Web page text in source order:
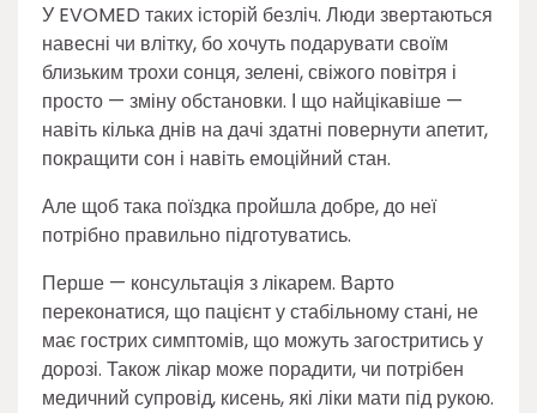
У EVOMED таких історій безліч. Люди звертаються
навесні чи влітку, бо хочуть подарувати своїм
близьким трохи сонця, зелені, свіжого повітря і
просто — зміну обстановки. І що найцікавіше —
навіть кілька днів на дачі здатні повернути апетит,
покращити сон і навіть емоційний стан.
Але щоб така поїздка пройшла добре, до неї
потрібно правильно підготуватись.
Перше — консультація з лікарем. Варто
переконатися, що пацієнт у стабільному стані, не
має гострих симптомів, що можуть загостритись у
дорозі. Також лікар може порадити, чи потрібен
медичний супровід, кисень, які ліки мати під рукою.